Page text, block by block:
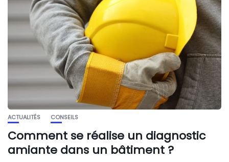
ACTUALITÉS CONSEILS
Comment se réalise un diagnostic
amiante dans un bâtiment ?